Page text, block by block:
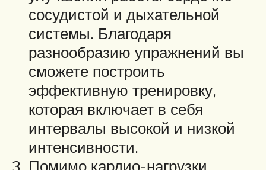
сосудистой и дыхательной
системы. Благодаря
разнообразию упражнений вы
сможете построить
эффективную тренировку,
которая включает в себя
интервалы высокой и низкой
интенсивности.
Помимо кардио-нагрузки